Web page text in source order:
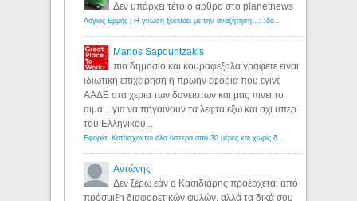
Δεν υπάρχει τέτοιο άρθρο στο planetnews
Λόγιος Ερμής | Η γνώση ξεκινάει με την αναζήτηση...: Ιδού οι 18 που χρωστούν 11 δις ευρώ!
Manos Sapountzakis
πιο δημοσιο και κουραφεξαλα γραφετε ειναι
ιδιωτικη επιχειρηση η πρωην εφορια που εγινε
ΑΑΔΕ στα χερια των δανειστων και μας πινει το
αιμα... για να πηγαινουν τα λεφτα εξω και οχι υπερ
του Ελληνικου...
Εφορία: Κατάσχονται όλα ύστερα από 30 μέρες και χωρίς δικαστικές αποφάσεις - Λόγιος Ερμής
Αντώνης
Δεν ξέρω εάν ο Κασιδιάρης προέρχεται από
πρόσμιξη διαφορετικών φυλών, αλλά τα δικά σου